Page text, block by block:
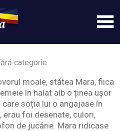
categorie
moale, stătea Mara, fiica
în halat alb o ținea ușor
soția lui o angajase în
erau foi desenate, culori,
de jucărie. Mara ridicase